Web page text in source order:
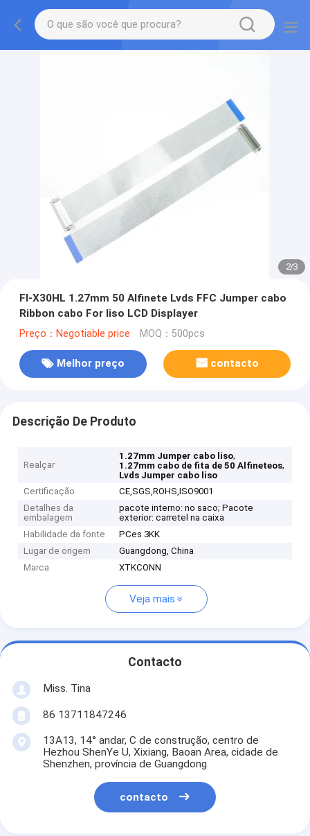
2/3
FI-X30HL 1.27mm 50 Alfinete Lvds FFC Jumper cabo
Ribbon cabo For liso LCD Displayer
Preço：Negotiable price MOQ：500pcs
Melhor preço contacto
Descrição De Produto
Realçar
1.27mm Jumper cabo liso,
1.27mm cabo de fita de 50 Alfineteos,
Lvds Jumper cabo liso
Certificação
CE,SGS,ROHS,ISO9001
Detalhes da
embalagem
pacote interno: no saco; Pacote
exterior: carretel na caixa
Habilidade da fonte
PCes 3KK
Lugar de origem
Guangdong, China
Marca
XTKCONN
Veja mais
Contacto
Miss. Tina
86 13711847246
13A13, 14° andar, C de construção, centro de
Hezhou ShenYe U, Xixiang, Baoan Area, cidade de
Shenzhen, província de Guangdong.
contacto